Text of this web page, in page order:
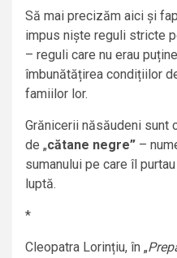
Să mai precizăm aici și
impus niște reguli stricte
– reguli care nu erau
îmbunătățirea condițiilor
famiilor lor.
Grănicerii năsăudeni sunt
de „cătane negre” –
sumanului pe care îl
luptă.
*
Cleopatra Lorințiu, în „